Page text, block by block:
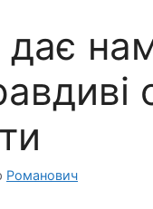
дає
Романович